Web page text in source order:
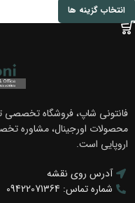
انتخاب گزینه ها
فانتونی شاپ، فروشگاه تخصصی
محصولات اورجینال، مشاوره
اروپایی است.
آدرس روی نقشه
شماره تماس: 09422071364